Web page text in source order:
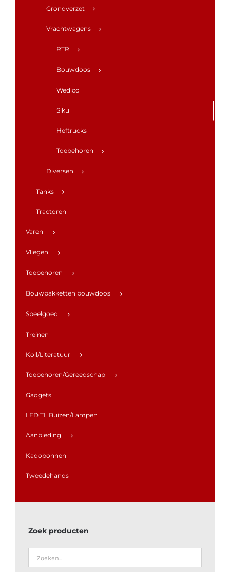
Grondverzet
Vrachtwagens
RTR
Bouwdoos
Wedico
Siku
Heftrucks
Toebehoren
Diversen
Tanks
Tractoren
Varen
Vliegen
Toebehoren
Bouwpakketten bouwdoos
Speelgoed
Treinen
Koll/Literatuur
Toebehoren/Gereedschap
Gadgets
LED TL Buizen/Lampen
Aanbieding
Kadobonnen
Tweedehands
Zoek producten